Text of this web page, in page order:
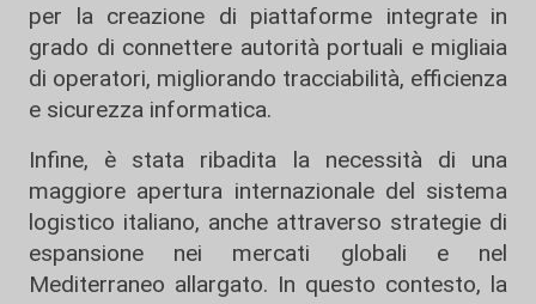
per la creazione di piattaforme integrate in
grado di connettere autorità portuali e migliaia
di operatori, migliorando tracciabilità, efficienza
e sicurezza informatica.
Infine, è stata ribadita la necessità di una
maggiore apertura internazionale del sistema
logistico italiano, anche attraverso strategie di
espansione nei mercati globali e nel
Mediterraneo allargato. In questo contesto, la